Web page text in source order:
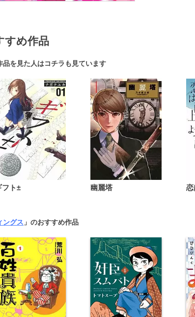
すめ作品
品を見た人はコチラも見ています
フト± 幽麗塔
ングス 」のおすすめ作品